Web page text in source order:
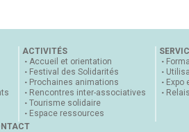
ACTIVITÉS
Accueil et orientation
Festival des Solidarités
Prochaines animations
Rencontres inter-associatives
Tourisme solidaire
Espace ressources
Expo